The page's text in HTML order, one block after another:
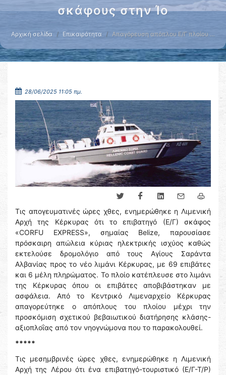
σκάφους στην Ίο
Αρχική σελίδα Επικαιρότητα Απαγόρευση απόπλου Ε/Γ πλοίου …
28/06/2025 11:05 πμ.
Τις απογευματινές ώρες χθες, ενημερώθηκε η Λιμενική
Αρχή της Κέρκυρας ότι το επιβατηγό (Ε/Γ) σκάφος
«CORFU EXPRESS», σημαίας Belize, παρουσίασε
πρόσκαιρη απώλεια κύριας ηλεκτρικής ισχύος καθώς
εκτελούσε δρομολόγιο από τους Αγίους Σαράντα
Αλβανίας προς το νέο λιμάνι Κέρκυρας, με 69 επιβάτες
και 6 μέλη πληρώματος. Το πλοίο κατέπλευσε στο λιμάνι
της Κέρκυρας όπου οι επιβάτες αποβιβάστηκαν με
ασφάλεια. Από το Κεντρικό Λιμεναρχείο Κέρκυρας
απαγορεύτηκε ο απόπλους του πλοίου μέχρι την
προσκόμιση σχετικού βεβαιωτικού διατήρησης κλάσης-
αξιοπλοΐας από τον νηογνώμονα που το παρακολουθεί.
*****
Τις μεσημβρινές ώρες χθες, ενημερώθηκε η Λιμενική
Αρχή της Λέρου ότι ένα επιβατηγό-τουριστικό (Ε/Γ-Τ/Ρ)